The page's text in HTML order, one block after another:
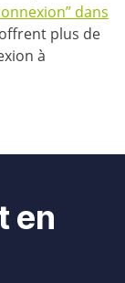
dans
plus de
à
en